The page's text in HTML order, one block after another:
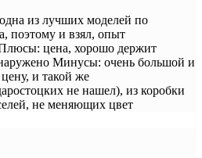
из лучших моделей по
поэтому и взял, опыт
цена, хорошо держит
Минусы: очень большой и
и такой же
не нашел), из коробки
не меняющих цвет